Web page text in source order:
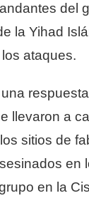
del
la Yihad
ataques.
llevaron a
sitios de
en
en la